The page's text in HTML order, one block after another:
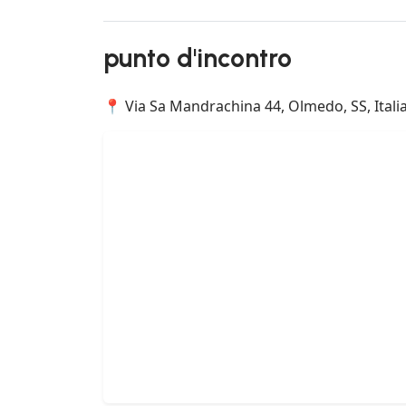
punto d'incontro
📍 Via Sa Mandrachina 44, Olmedo, SS,